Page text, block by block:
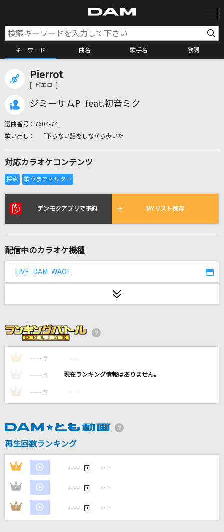
キーワード 曲名 歌手名 歌詞
リアルタイムで歌われている曲の一覧
[生音]シングル・アゲイン
[生音]黄色
[生音]ビンテージ
Official髭男dism
CUTIE STREET
Mrs. GREEN APPLE
ジレンマ
DECO*27
The Rolling Riceball
初星学園
Pierrot
[ ピエロ ]
ジミーサムP feat.初音ミク
選曲番号： 7604-74
「下らない話をしながら歩いた
対応カラオケコンテンツ
デンモクアプリで予約 MYリスト保存
配信中のカラオケ機種
LIVE DAM WAO!
1 ---- 点 ----
---- 点 ----
3 ---- 点 ----
再生回数ランキング
1 ---- 回 ----
2 ---- 回 ----
3 ---- 回 ----